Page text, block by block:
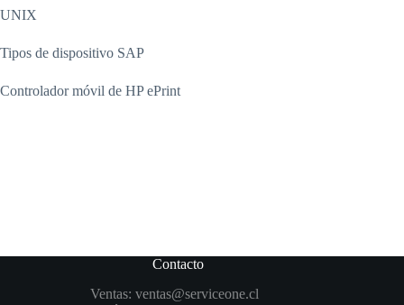
UNIX
Tipos de dispositivo SAP
Controlador móvil de HP ePrint
Contacto
Ventas: ventas@serviceone.cl